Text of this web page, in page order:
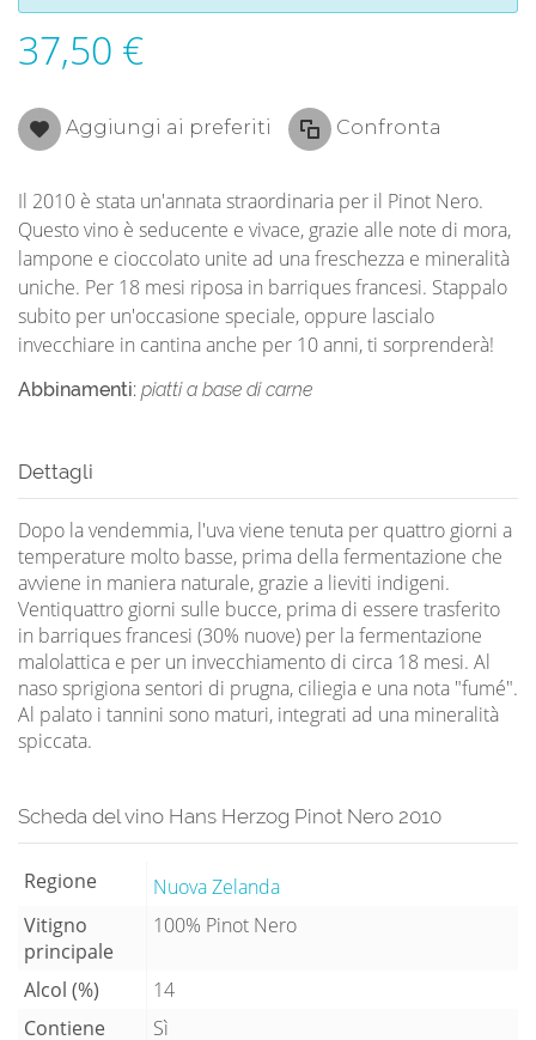
37,50 €
Aggiungi ai preferiti Confronta
Il 2010 è stata un'annata straordinaria per il Pinot Nero.
Questo vino è seducente e vivace, grazie alle note di mora,
lampone e cioccolato unite ad una freschezza e mineralità
uniche. Per 18 mesi riposa in barriques francesi. Stappalo
subito per un'occasione speciale, oppure lascialo
invecchiare in cantina anche per 10 anni, ti sorprenderà!
Abbinamenti: piatti a base di carne
Dettagli
Dopo la vendemmia, l'uva viene tenuta per quattro giorni a
temperature molto basse, prima della fermentazione che
avviene in maniera naturale, grazie a lieviti indigeni.
Ventiquattro giorni sulle bucce, prima di essere trasferito
in barriques francesi (30% nuove) per la fermentazione
malolattica e per un invecchiamento di circa 18 mesi. Al
naso sprigiona sentori di prugna, ciliegia e una nota "fumé".
Al palato i tannini sono maturi, integrati ad una mineralità
spiccata.
Scheda del vino Hans Herzog Pinot Nero 2010
Regione
Nuova Zelanda
Vitigno
principale
100% Pinot Nero
Alcol (%)
14
Contiene
Sì